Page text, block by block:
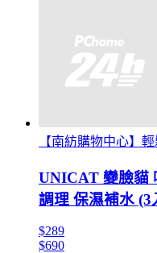
【南紡購物中心】
UNICAT 變臉貓
調理 保濕補水 (3
$289
$690